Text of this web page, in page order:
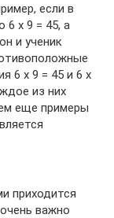
если в
6 x 9 = 45, а
и ученик
6 x 9 = 45 и 6 х
из них
еще примеры
приходится
важно